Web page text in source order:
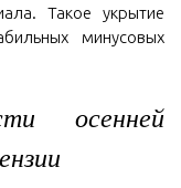
Такое укрытие
минусовых
осенней